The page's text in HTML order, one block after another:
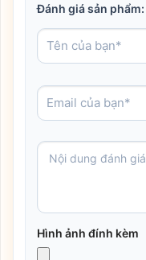
Đánh giá sản phẩm:
Hình ảnh đính kèm